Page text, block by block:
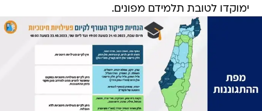
ימוקדו לטובת תלמידם מפונים.